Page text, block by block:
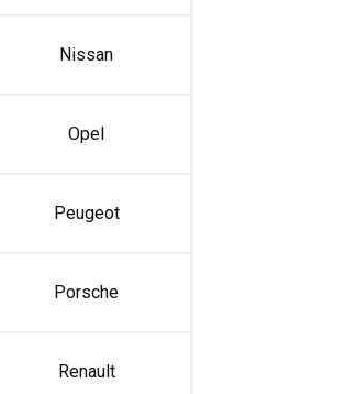
Nissan
Opel
Peugeot
Porsche
Renault